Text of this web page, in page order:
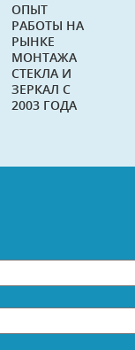
ОПЫТ
РАБОТЫ НА
РЫНКЕ
МОНТАЖА
СТЕКЛА И
ЗЕРКАЛ С
2003 ГОДА